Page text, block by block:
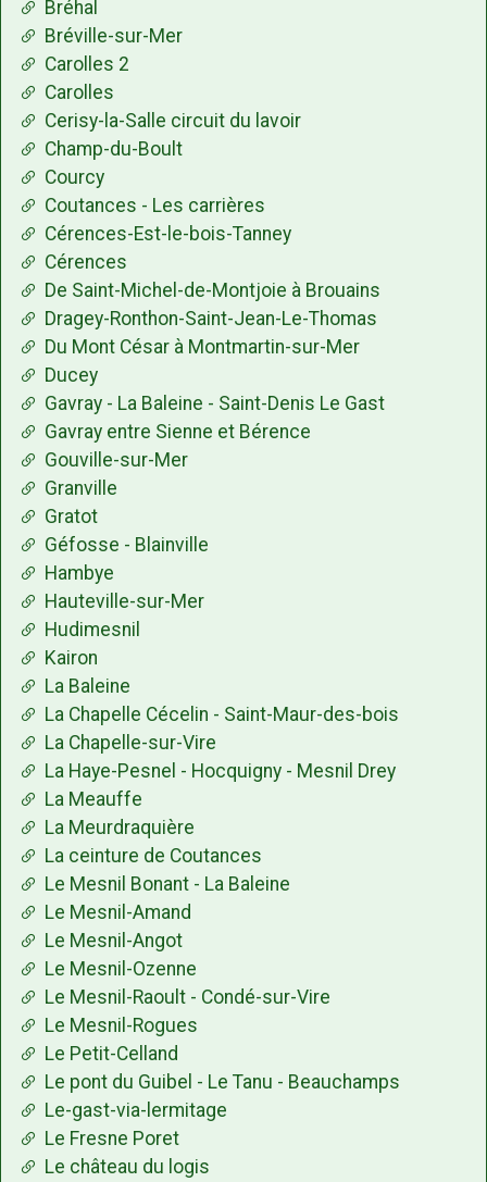
Bréhal
Bréville-sur-Mer
Carolles 2
Carolles
Cerisy-la-Salle circuit du lavoir
Champ-du-Boult
Courcy
Coutances - Les carrières
Cérences-Est-le-bois-Tanney
Cérences
De Saint-Michel-de-Montjoie à Brouains
Dragey-Ronthon-Saint-Jean-Le-Thomas
Du Mont César à Montmartin-sur-Mer
Ducey
Gavray - La Baleine - Saint-Denis Le Gast
Gavray entre Sienne et Bérence
Gouville-sur-Mer
Granville
Gratot
Géfosse - Blainville
Hambye
Hauteville-sur-Mer
Hudimesnil
Kairon
La Baleine
La Chapelle Cécelin - Saint-Maur-des-bois
La Chapelle-sur-Vire
La Haye-Pesnel - Hocquigny - Mesnil Drey
La Meauffe
La Meurdraquière
La ceinture de Coutances
Le Mesnil Bonant - La Baleine
Le Mesnil-Amand
Le Mesnil-Angot
Le Mesnil-Ozenne
Le Mesnil-Raoult - Condé-sur-Vire
Le Mesnil-Rogues
Le Petit-Celland
Le pont du Guibel - Le Tanu - Beauchamps
Le-gast-via-lermitage
Le Fresne Poret
Le château du logis